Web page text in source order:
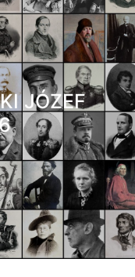
JÓZEF